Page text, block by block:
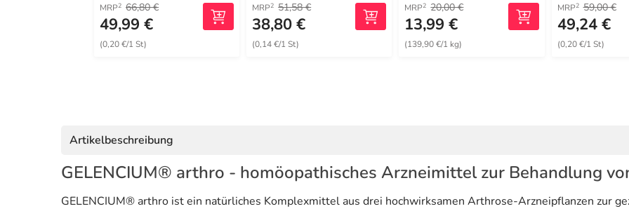
MRP2 66,80 €
49,99 €
(0,20 €/1 St)
MRP2 51,58 €
38,80 €
(0,14 €/1 St)
MRP2 20,00 €
13,99 €
(139,90 €/1 kg)
MRP2 59,00 €
49,24 €
(0,20 €/1 St)
Artikelbeschreibung
GELENCIUM® arthro - homöopathisches Arzneimittel zur Behandlung
GELENCIUM® arthro ist ein natürliches Komplexmittel aus drei hochwirksamen Arthrose-Arzneipflanzen zur